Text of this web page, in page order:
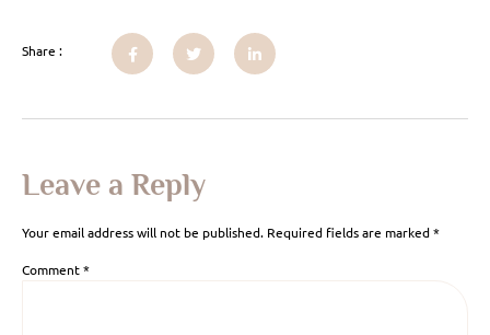
Share :
Leave a Reply
Your email address will not be published. Required fields are marked*
Comment*